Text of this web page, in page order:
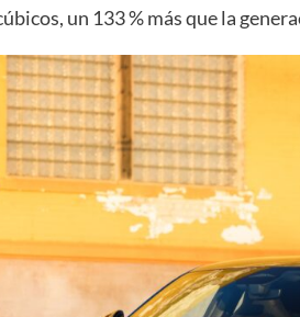
un 133 % más que la